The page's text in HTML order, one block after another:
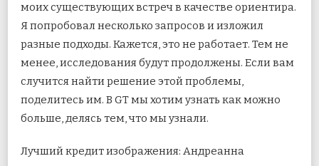
моих существующих встреч в качестве ориентира.
Я попробовал несколько запросов и изложил
разные подходы. Кажется, это не работает. Тем не
менее, исследования будут продолжены. Если вам
случится найти решение этой проблемы,
поделитесь им. В GT мы хотим узнать как можно
больше, делясь тем, что мы узнали.
Лучший кредит изображения: Андреанна